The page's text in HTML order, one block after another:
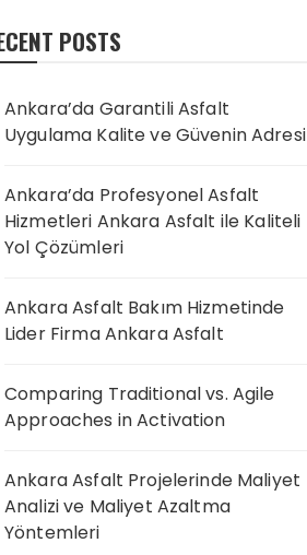
POSTS
Ankara’da Garantili Asfalt
Uygulama Kalite ve Güvenin Adresi
Ankara’da Profesyonel Asfalt
Hizmetleri Ankara Asfalt ile Kaliteli
Yol Çözümleri
Ankara Asfalt Bakım Hizmetinde
Lider Firma Ankara Asfalt
Comparing Traditional vs. Agile
Approaches in Activation
Ankara Asfalt Projelerinde Maliyet
Analizi ve Maliyet Azaltma
Yöntemleri